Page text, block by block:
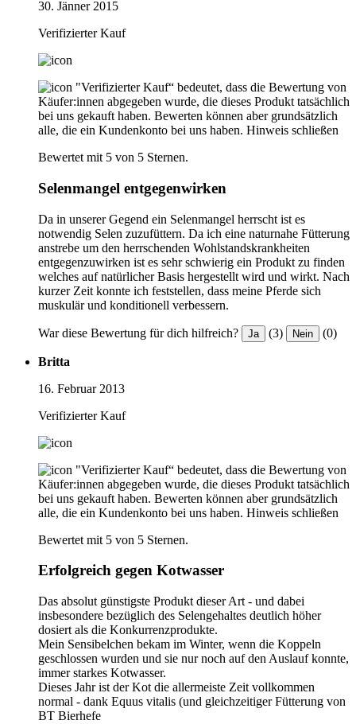
30. Jänner 2015
Verifizierter Kauf
"Verifizierter Kauf“ bedeutet, dass die Bewertung von
Käufer:innen abgegeben wurde, die dieses Produkt tatsächlich
bei uns gekauft haben. Bewerten können aber grundsätzlich
alle, die ein Kundenkonto bei uns haben. Hinweis schließen
Bewertet mit 5 von 5 Sternen.
Selenmangel entgegenwirken
Da in unserer Gegend ein Selenmangel herrscht ist es
notwendig Selen zuzufüttern. Da ich eine naturnahe Fütterung
anstrebe um den herrschenden Wohlstandskrankheiten
entgegenzuwirken ist es sehr schwierig ein Produkt zu finden
welches auf natürlicher Basis hergestellt wird und wirkt. Nach
kurzer Zeit konnte ich feststellen, dass meine Pferde sich
muskulär und konditionell verbessern.
War diese Bewertung für dich hilfreich? Ja (3) Nein (0)
Britta
16. Februar 2013
Verifizierter Kauf
"Verifizierter Kauf“ bedeutet, dass die Bewertung von
Käufer:innen abgegeben wurde, die dieses Produkt tatsächlich
bei uns gekauft haben. Bewerten können aber grundsätzlich
alle, die ein Kundenkonto bei uns haben. Hinweis schließen
Bewertet mit 5 von 5 Sternen.
Erfolgreich gegen Kotwasser
Das absolut günstigste Produkt dieser Art - und dabei
insbesondere bezüglich des Selengehaltes deutlich höher
dosiert als die Konkurrenzprodukte.
Mein Sensibelchen bekam im Winter, wenn die Koppeln
geschlossen wurden und sie nur noch auf den Auslauf konnte,
immer starkes Kotwasser.
Dieses Jahr ist der Kot die allermeiste Zeit vollkommen
normal - dank Equus vitalis (und gleichzeitiger Fütterung von
BT Bierhefe